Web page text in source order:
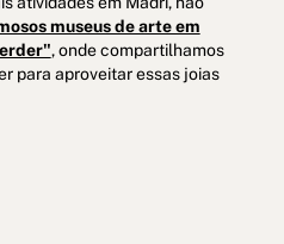
museus de arte em
, onde compartilhamos
para aproveitar essas joias